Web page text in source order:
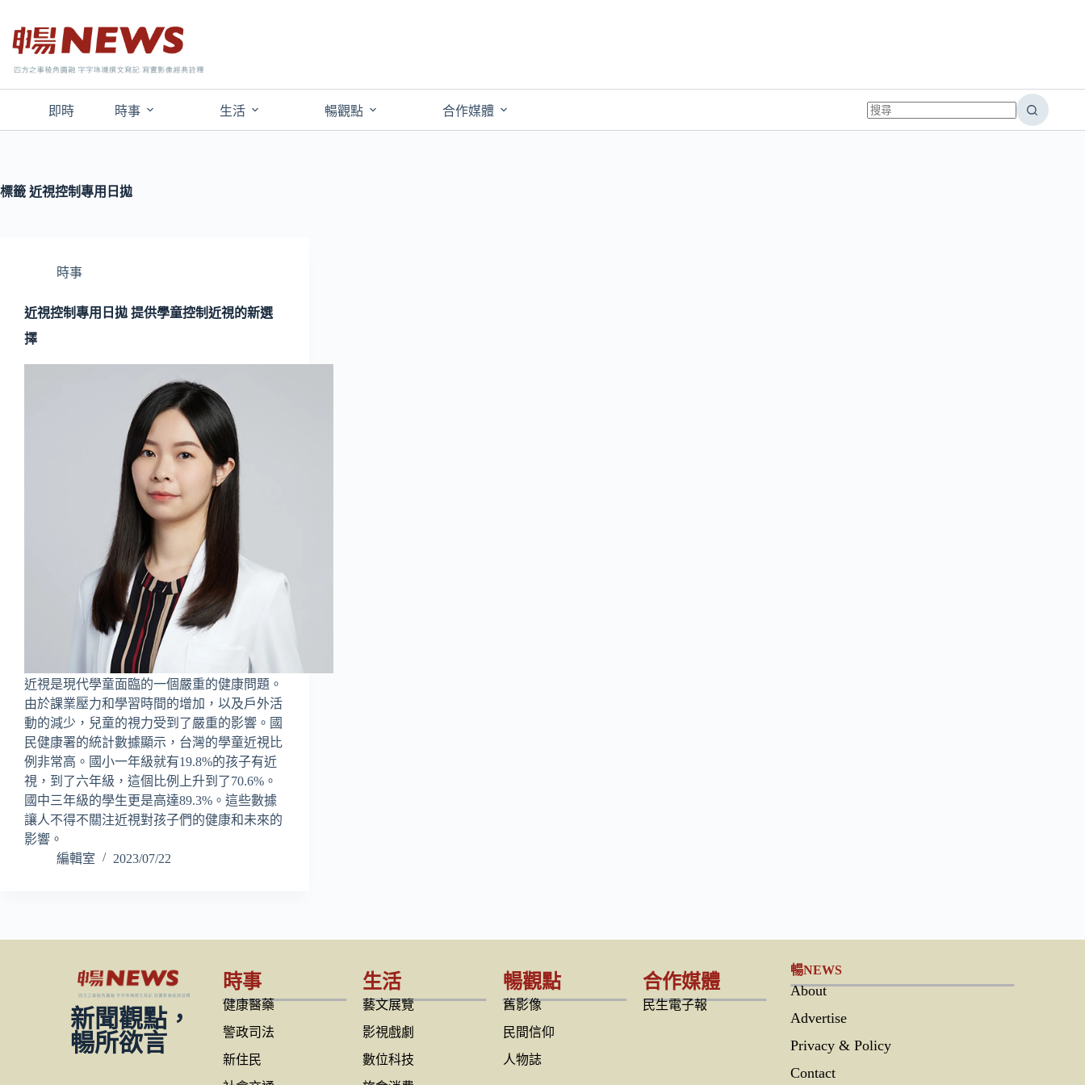
即時 時事 生活 暢觀點 合作媒體
標籤 近視控制專用日拋
時事
近視控制專用日拋 提供學童控制近視的新選
擇
近視是現代學童面臨的一個嚴重的健康問題。
由於課業壓力和學習時間的增加，以及戶外活
動的減少，兒童的視力受到了嚴重的影響。國
民健康署的統計數據顯示，台灣的學童近視比
例非常高。國小一年級就有19.8%的孩子有近
視，到了六年級，這個比例上升到了70.6%。
國中三年級的學生更是高達89.3%。這些數據
讓人不得不關注近視對孩子們的健康和未來的
影響。
編輯室
2023/07/22
新聞觀點，
暢所欲言
時事
健康醫藥
警政司法
新住民
生活
藝文展覽
影視戲劇
數位科技
暢觀點
舊影像
民間信仰
人物誌
合作媒體
民生電子報
暢NEWS
About
Advertise
Privacy & Policy
Contact